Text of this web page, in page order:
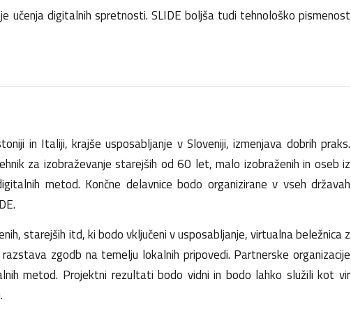
učenja digitalnih spretnosti. SLIDE boljša tudi tehnološko pismenost
in Italiji, krajše usposabljanje v Sloveniji, izmenjava dobrih praks.
za izobraževanje starejših od 60 let, malo izobraženih in oseb iz
metod. Končne delavnice bodo organizirane v vseh državah
starejših itd, ki bodo vključeni v usposabljanje, virtualna beležnica z
zgodb na temelju lokalnih pripovedi. Partnerske organizacije
metod. Projektni rezultati bodo vidni in bodo lahko služili kot vir